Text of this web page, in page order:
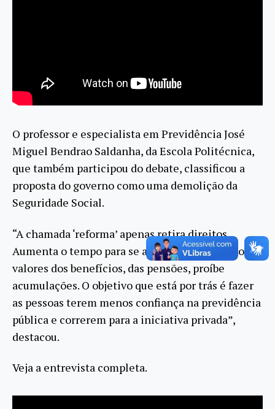
O professor e especialista em Previdência José
Miguel Bendrao Saldanha, da Escola Politécnica,
que também participou do debate, classificou a
proposta do governo como uma demolição da
Seguridade Social.
“A chamada ‘reforma’ apenas retira direitos.
Aumenta o tempo para se aposentar, diminui os
valores dos benefícios, das pensões, proíbe
acumulações. O objetivo que está por trás é fazer
as pessoas terem menos confiança na previdência
pública e correrem para a iniciativa privada”,
destacou.
Veja a entrevista completa.